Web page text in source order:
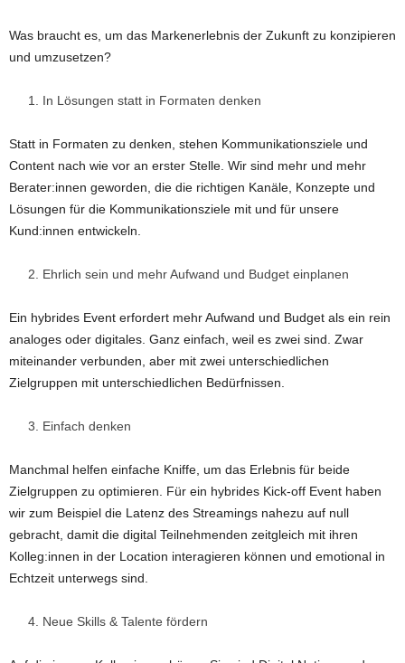
Was braucht es, um das Markenerlebnis der Zukunft zu konzipieren
und umzusetzen?
In Lösungen statt in Formaten denken
Statt in Formaten zu denken, stehen Kommunikationsziele und
Content nach wie vor an erster Stelle. Wir sind mehr und mehr
Berater:innen geworden, die die richtigen Kanäle, Konzepte und
Lösungen für die Kommunikationsziele mit und für unsere
Kund:innen entwickeln.
Ehrlich sein und mehr Aufwand und Budget einplanen
Ein hybrides Event erfordert mehr Aufwand und Budget als ein rein
analoges oder digitales. Ganz einfach, weil es zwei sind. Zwar
miteinander verbunden, aber mit zwei unterschiedlichen
Zielgruppen mit unterschiedlichen Bedürfnissen.
Einfach denken
Manchmal helfen einfache Kniffe, um das Erlebnis für beide
Zielgruppen zu optimieren. Für ein hybrides Kick-off Event haben
wir zum Beispiel die Latenz des Streamings nahezu auf null
gebracht, damit die digital Teilnehmenden zeitgleich mit ihren
Kolleg:innen in der Location interagieren können und emotional in
Echtzeit unterwegs sind.
Neue Skills & Talente fördern